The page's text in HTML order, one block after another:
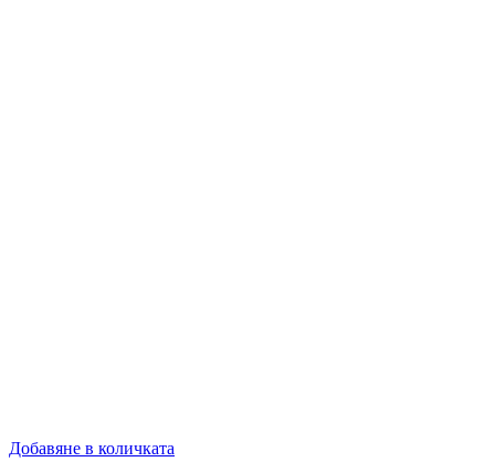
Добавяне в количката